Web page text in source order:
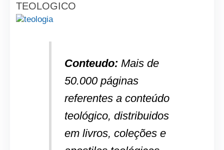
TEOLOGICO
Conteudo: Mais de
50.000 páginas
referentes a conteúdo
teológico, distribuidos
em livros, coleções e